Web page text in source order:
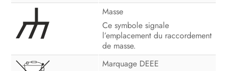
Masse
Ce symbole signale
l’emplacement du raccordement
de masse.
Marquage DEEE